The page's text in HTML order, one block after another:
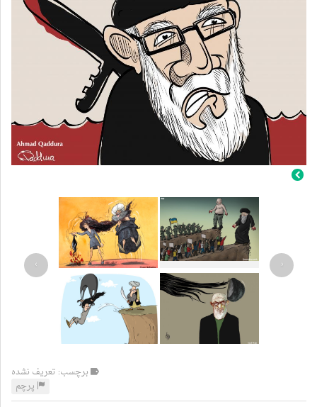
‹
›
برچسب: تعریف نشده
پرچم